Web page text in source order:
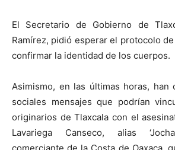
El Secretario de Gobierno de
Ramírez, pidió esperar el protocolo
confirmar la identidad de los cuerpos.
Asimismo, en las últimas horas, han
sociales mensajes que podrían
originarios de Tlaxcala con el
Lavariega Canseco, alias